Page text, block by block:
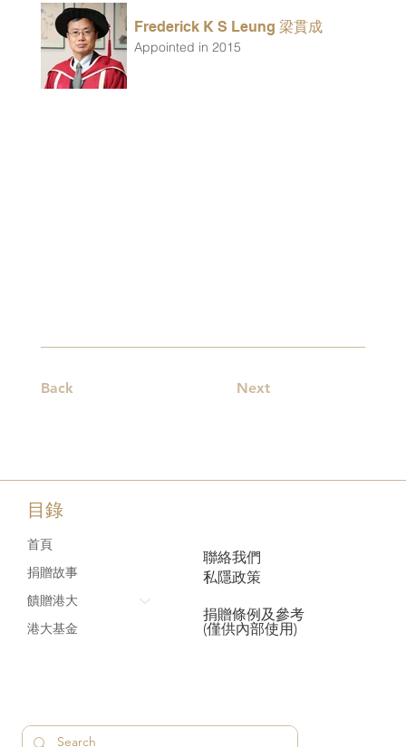
Back Next
Frederick K S Leung 梁貫成
Appointed in 2015
目錄
首頁
捐贈故事
饋贈港大
港大基金
聯絡我們
私隱政策
捐贈條例及參考
(僅供內部使用)